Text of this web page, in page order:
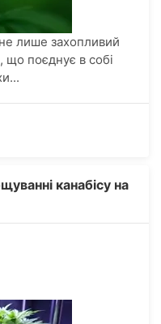
лише захопливий
що поєднує в собі
канабісу на